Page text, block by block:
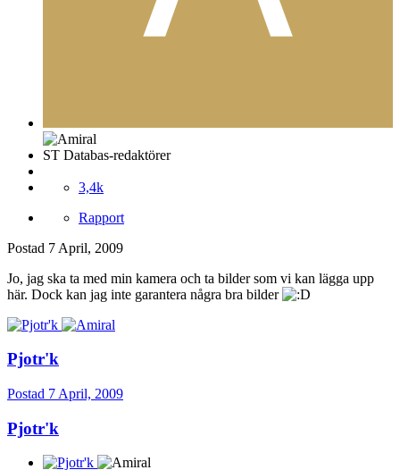
ST Databas-redaktörer
3,4k
Rapport
Postad 7 April, 2009
Jo, jag ska ta med min kamera och ta bilder som vi kan lägga upp
här. Dock kan jag inte garantera några bra bilder
Pjotr'k
Postad 7 April, 2009
Pjotr'k